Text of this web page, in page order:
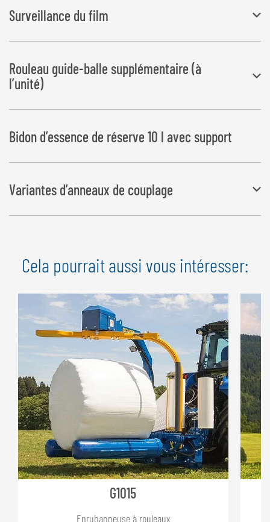
La largeur se modifie à 2 130 mm
Surveillance du film
Interrompt le cycle d’enrubannage en cas de rupture du film et à la
fin du film
Rouleau guide-balle supplémentaire (à
l’unité)
maximum 2 unités
Bidon d’essence de réserve 10 l avec support
Variantes d’anneaux de couplage
Cela pourrait aussi vous intéresser:
G1015
Enrubanneuse à rouleaux